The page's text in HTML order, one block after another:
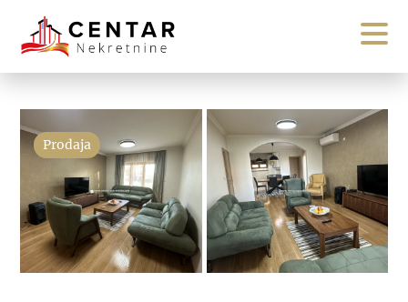
Prodaja